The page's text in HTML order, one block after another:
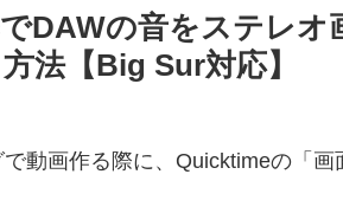
DAWの音をステレオ
法【Big Sur対応】
で動画作る際に、Quicktimeの「